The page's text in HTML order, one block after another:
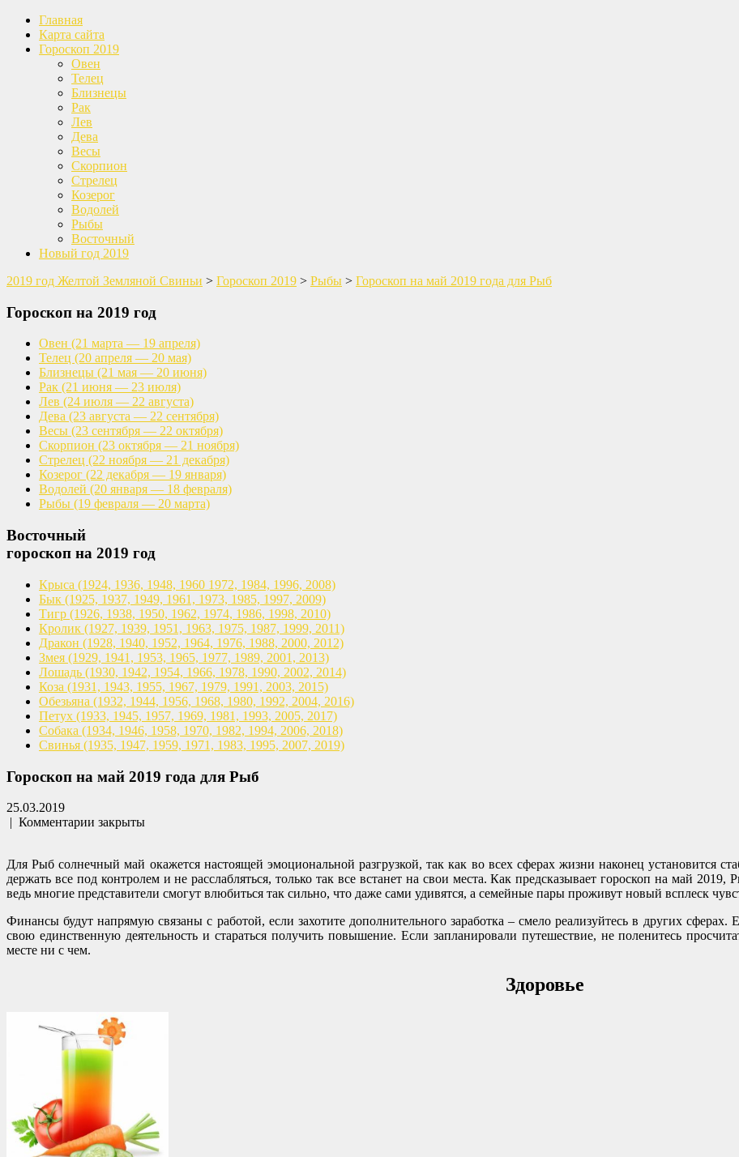
Главная
Карта сайта
Гороскоп 2019
Овен
Телец
Близнецы
Рак
Лев
Дева
Весы
Скорпион
Стрелец
Козерог
Водолей
Рыбы
Восточный
Новый год 2019
2019 год Желтой Земляной Свиньи > Гороскоп 2019 > Рыбы > Гороскоп на май 2019 года для Рыб
Гороскоп на 2019 год
Овен (21 марта — 19 апреля)
Телец (20 апреля — 20 мая)
Близнецы (21 мая — 20 июня)
Рак (21 июня — 23 июля)
Лев (24 июля — 22 августа)
Дева (23 августа — 22 сентября)
Весы (23 сентября — 22 октября)
Скорпион (23 октября — 21 ноября)
Стрелец (22 ноября — 21 декабря)
Козерог (22 декабря — 19 января)
Водолей (20 января — 18 февраля)
Рыбы (19 февраля — 20 марта)
Восточный
гороскоп на 2019 год
Крыса (1924, 1936, 1948, 1960 1972, 1984, 1996, 2008)
Бык (1925, 1937, 1949, 1961, 1973, 1985, 1997, 2009)
Тигр (1926, 1938, 1950, 1962, 1974, 1986, 1998, 2010)
Кролик (1927, 1939, 1951, 1963, 1975, 1987, 1999, 2011)
Дракон (1928, 1940, 1952, 1964, 1976, 1988, 2000, 2012)
Змея (1929, 1941, 1953, 1965, 1977, 1989, 2001, 2013)
Лошадь (1930, 1942, 1954, 1966, 1978, 1990, 2002, 2014)
Коза (1931, 1943, 1955, 1967, 1979, 1991, 2003, 2015)
Обезьяна (1932, 1944, 1956, 1968, 1980, 1992, 2004, 2016)
Петух (1933, 1945, 1957, 1969, 1981, 1993, 2005, 2017)
Собака (1934, 1946, 1958, 1970, 1982, 1994, 2006, 2018)
Свинья (1935, 1947, 1959, 1971, 1983, 1995, 2007, 2019)
Гороскоп на май 2019 года для Рыб
25.03.2019
| Комментарии закрыты
Для Рыб солнечный май окажется настоящей эмоциональной разгрузкой, так как во всех сферах жизни наконец установится
держать все под контролем и не расслабляться, только так все встанет на свои места. Как предсказывает гороскоп на май
ведь многие представители смогут влюбиться так сильно, что даже сами удивятся, а семейные пары проживут новый всплеск
Финансы будут напрямую связаны с работой, если захотите дополнительного заработка – смело реализуйтесь в других
свою единственную деятельность и стараться получить повышение. Если запланировали путешествие, не поленитесь
месте ни с чем.
Здоровье